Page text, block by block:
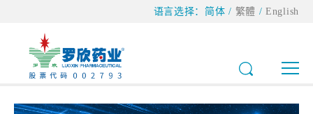
语言选择：简体 / 繁體 /English